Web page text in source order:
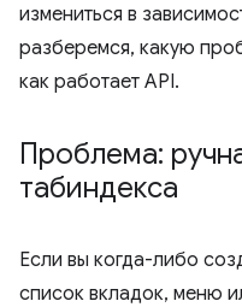
измениться в
разберемся, какую
как работает API.
Проблема:
табиндекса
Если вы когда-либо
список вкладок, меню